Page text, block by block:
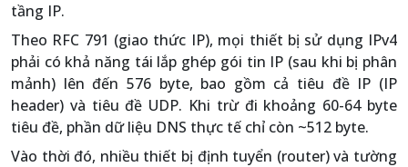
tầng IP.
Theo RFC 791 (giao thức IP), mọi thiết bị sử dụng IPv4
phải có khả năng tái lắp ghép gói tin IP (sau khi bị phân
mảnh) lên đến 576 byte, bao gồm cả tiêu đề IP (IP
header) và tiêu đề UDP. Khi trừ đi khoảng 60-64 byte
tiêu đề, phần dữ liệu DNS thực tế chỉ còn ~512 byte.
Vào thời đó, nhiều thiết bị định tuyển (router) và tường